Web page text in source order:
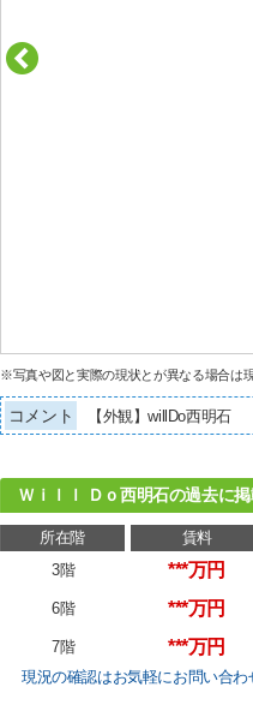
※写真や図と実際の現状とが異なる場合は
コメント 【外観】willDo西明石
Ｗｉｌｌ Ｄｏ西明石の過去に
所在階 賃料
3階
***万円
6階 ***万円
7階 ***万円
現況の確認はお気軽にお問い合わ